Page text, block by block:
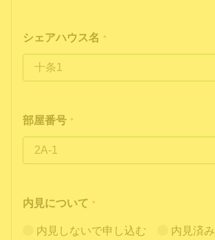
シェアハウス名 *
部屋番号 *
内見について *
内見しないで申し込む 内見済み